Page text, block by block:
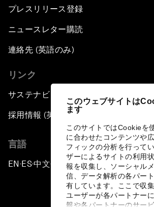
このウェブサイトは
ます
このサイトではCookieを
に合わせたコンテンツや
フィックの分析を行って
ザーによるサイトの利用
報を収集し、ソーシャル
信、データ解析の各パー
有しています。ここで収
ユーザーが各パートナー
報や各パートナーのサー
プレスリリース登録
ニュースレター購読
連絡先 (英語のみ)
リンク
サステナビリティへの取り組み
採用情報 (英語のみ)
言語
EN ▪ES▪中文▪ 日本語